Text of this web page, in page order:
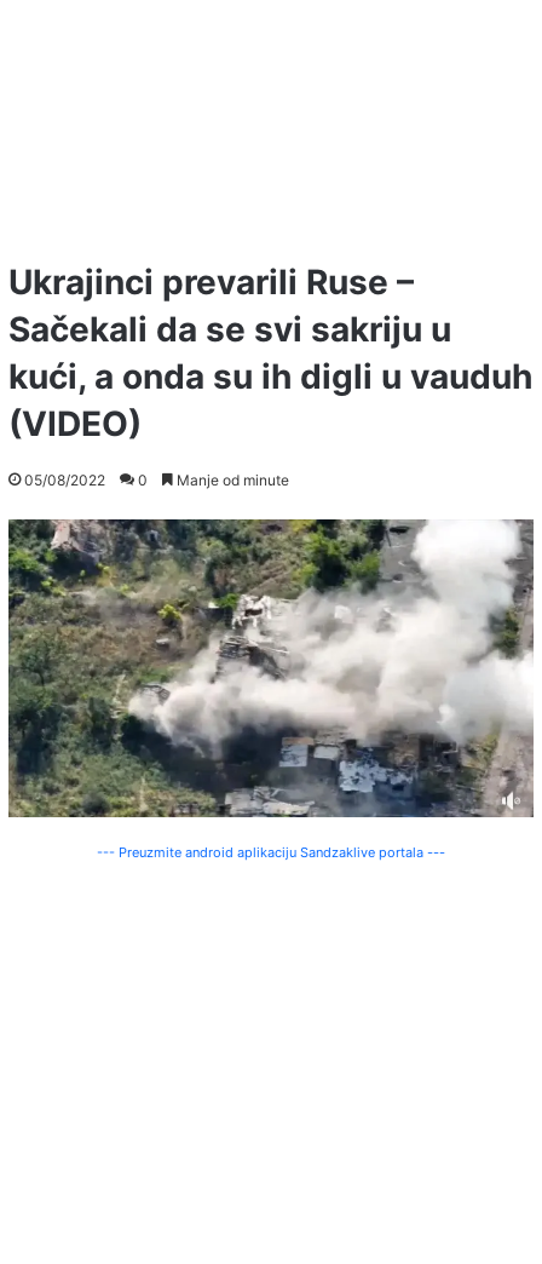
Ukrajinci prevarili Ruse –
Sačekali da se svi sakriju u
kući, a onda su ih digli u vauduh
(VIDEO)
05/08/2022 0 Manje od minute
--- Preuzmite android aplikaciju Sandzaklive portala ---